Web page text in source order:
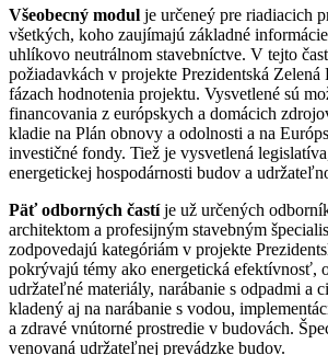
Všeobecný modul je určeneý pre riadiacich
všetkých, koho zaujímajú základné
uhlíkovo neutrálnom stavebníctve. V tejto
požiadavkách v projekte Prezidentská Zelená
fázach hodnotenia projektu. Vysvetlené sú
financovania z európskych a domácich
kladie na Plán obnovy a odolnosti a na
investičné fondy. Tiež je vysvetlená
energetickej hospodárnosti budov a
Päť odborných častíje už určených
architektom a profesijným stavebným
zodpovedajú kategóriám v projekte
pokrývajú témy ako energetická efektívnosť,
udržateľné materiály, narábanie s odpadmi a
kladený aj na narábanie s vodou,
a zdravé vnútorné prostredie v budovách.
venovaná udržateľnej prevádzke budov.